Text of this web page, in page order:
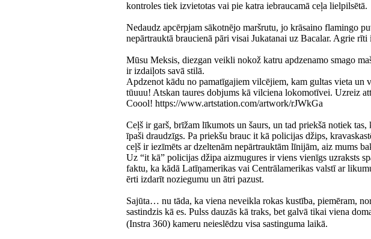
kontroles tiek izvietotas vai pie katra iebraucamā ceļa lielpilsētā.
Nedaudz apcērpjam sākotnējo maršrutu, jo krāsaino flamingo
nepārtrauktā braucienā pāri visai Jukatanai uz Bacalar. Agrie
Mūsu Meksis, diezgan veikli nokož katru apdzenamo smago
ir izdaiļots savā stilā.
Apdzenot kādu no pamatīgajiem vilcējiem, kam gultas vieta
tūuuu! Atskan taures dobjums kā vilciena lokomotīvei. Uzreiz
Coool! https://www.artstation.com/artwork/rJWkGa
Ceļš ir garš, brīžam līkumots un šaurs, un tad priekšā notiek
īpaši draudzīgs. Pa priekšu brauc it kā policijas džips,
ceļš ir iezīmēts ar dzeltenām nepārtrauktām līnijām, aiz mums
Uz “it kā” policijas džipa aizmugures ir viens vienīgs
faktu, ka kādā Latīņamerikas vai Centrālamerikas valstī ar
ērti izdarīt noziegumu un ātri pazust.
Sajūta… nu tāda, ka viena neveikla rokas kustība, piemēram,
sastindzis kā es. Pulss dauzās kā traks, bet galvā tikai viena
(Instra 360) kameru neieslēdzu visa sastinguma laikā.